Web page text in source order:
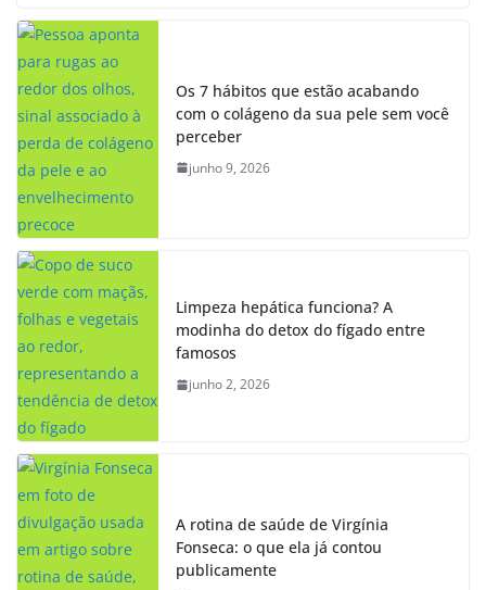
Os 7 hábitos que estão acabando
com o colágeno da sua pele sem você
perceber
junho 9, 2026
Limpeza hepática funciona? A
modinha do detox do fígado entre
famosos
junho 2, 2026
A rotina de saúde de Virgínia
Fonseca: o que ela já contou
publicamente